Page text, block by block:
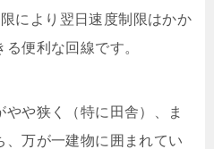
により翌日速度制限はかか
便利な回線です。
や狭く（特に田舎）、ま
、万が一建物に囲まれてい